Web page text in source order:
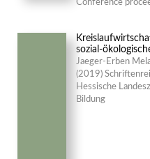
Conference
sozial-
Jaeger-Erben
(2019)
Hessische
Bildung